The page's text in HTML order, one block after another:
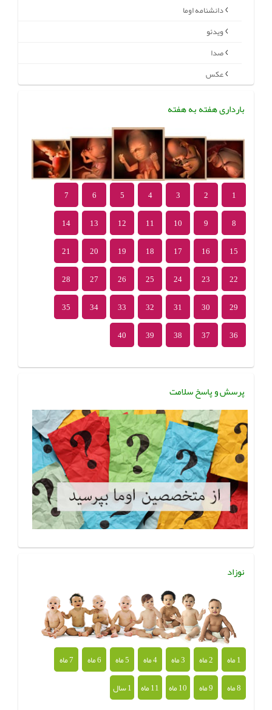
دانشنامه اوما
ویدئو
صدا
عکس
بارداری هفته به هفته
1
2
3
4
5
6
7
8
9
10
11
12
13
14
15
16
17
18
19
20
21
22
23
24
25
26
27
28
29
30
31
32
33
34
35
36
37
38
39
40
پرسش و پاسخ سلامت
نوزاد
1 ماه 2 ماه 3 ماه 4 ماه 5 ماه 6 ماه
7 ماه
8 ماه
9 ماه 10 ماه 11 ماه 1 سال